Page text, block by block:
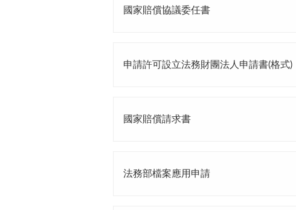
國家賠償協議委任書
申請許可設立法務財團法人申請書(格式)
國家賠償請求書
法務部檔案應用申請